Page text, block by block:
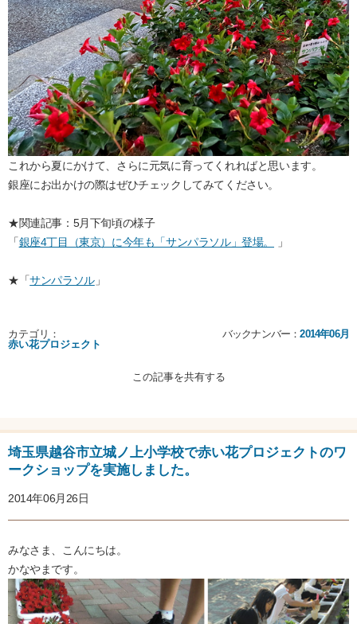
これから夏にかけて、さらに元気に育ってくれればと思います。
銀座にお出かけの際はぜひチェックしてみてください。
★関連記事：5月下旬頃の様子
「銀座4丁目（東京）に今年も「サンパラソル」登場。 」
★「サンパラソル」
カテゴリ：
赤い花プロジェクト
バックナンバー：2014年06月
この記事を共有する
埼玉県越谷市立城ノ上小学校で赤い花プロジェクトのワ
ークショップを実施しました。
2014年06月26日
みなさま、こんにちは。
かなやまです。